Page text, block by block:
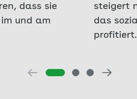
dass sie
und am
steigert
das
profitiert.